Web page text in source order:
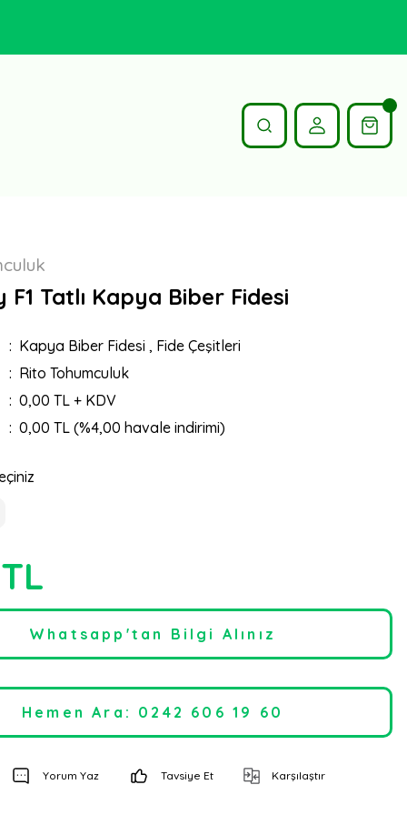
F1 Tatlı Kapya Biber Fidesi
Kapya Biber Fidesi , Fide Çeşitleri
Rito Tohumculuk
0,00 TL + KDV
0,00 TL (%4,00 havale indirimi)
Whatsapp'tan Bilgi Alınız
Hemen Ara: 0242 606 19 60
Yorum Yaz Tavsiye Et Karşılaştır